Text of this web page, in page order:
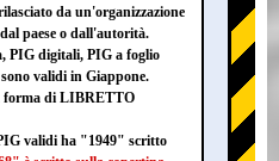
da un'organizzazione
paese o dall'autorità.
PIG digitali, PIG a foglio
validi in Giappone.
forma di LIBRETTO
validi ha "1949" scritto